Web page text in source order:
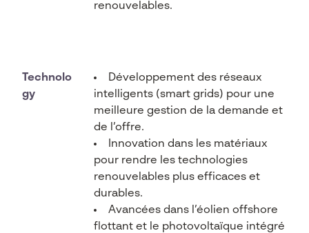
renouvelables.
Technolo
gy
Développement des réseaux
intelligents (smart grids) pour une
meilleure gestion de la demande et
de l’offre.
Innovation dans les matériaux
pour rendre les technologies
renouvelables plus efficaces et
durables.
Avancées dans l’éolien offshore
flottant et le photovoltaïque intégré